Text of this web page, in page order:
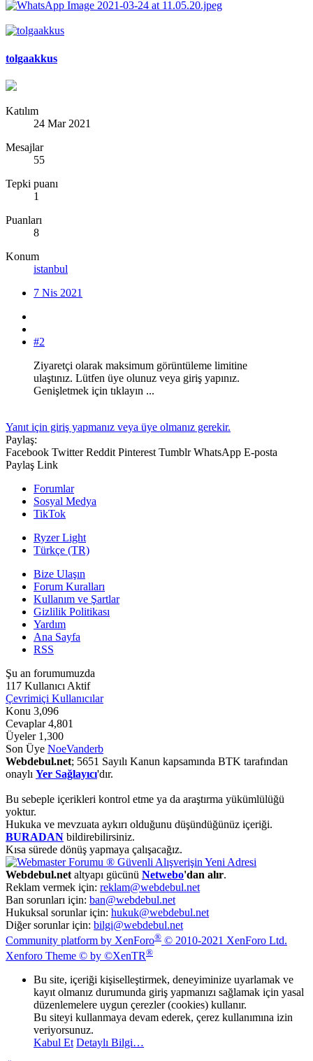
tolgaakkus
Katılım
24 Mar 2021
Mesajlar
55
Tepki puanı
1
Puanları
8
Konum
istanbul
7 Nis 2021
#2
Ziyaretçi olarak maksimum görüntüleme limitine
ulaştınız. Lütfen üye olunuz veya giriş yapınız.
Genişletmek için tıklayın ...
Yanıt için giriş yapmanız veya üye olmanız gerekir.
Paylaş:
Facebook Twitter Reddit Pinterest Tumblr WhatsApp E-posta
Paylaş Link
Forumlar
Sosyal Medya
TikTok
Ryzer Light
Türkçe (TR)
Bize Ulaşın
Forum Kuralları
Kullanım ve Şartlar
Gizlilik Politikası
Yardım
Ana Sayfa
RSS
Şu an forumumuzda
117 Kullanıcı Aktif
Çevrimiçi Kullanıcılar
Konu 3,096
Cevaplar4,801
Üyeler 1,300
Son Üye NoeVanderb
Webdebul.net; 5651 Sayılı Kanun kapsamında BTK tarafından
onaylı Yer Sağlayıcı'dır.
Bu sebeple içerikleri kontrol etme ya da araştırma yükümlülüğü
yoktur.
Hukuka ve mevzuata aykırı olduğunu düşündüğünüz içeriği.
BURADAN bildirebilirsiniz.
Kısa sürede dönüş yapmaya çalışacağız.
Webdebul.net altyapı gücünü Netwebo'dan alır.
Reklam vermek için: reklam@webdebul.net
Ban sorunları için: ban@webdebul.net
Hukuksal sorunlar için: hukuk@webdebul.net
Diğer sorunlar için: bilgi@webdebul.net
Community platform by XenForo® © 2010-2021 XenForo Ltd.
Xenforo Theme © by ©XenTR®
Bu site, içeriği kişiselleştirmek, deneyiminize uyarlamak ve
kayıt olmanız durumunda giriş yapmanızı sağlamak için yasal
düzenlemelere uygun çerezler (cookies) kullanır.
Bu siteyi kullanmaya devam ederek, çerez kullanımına izin
veriyorsunuz.
Kabul Et Detaylı Bilgi…